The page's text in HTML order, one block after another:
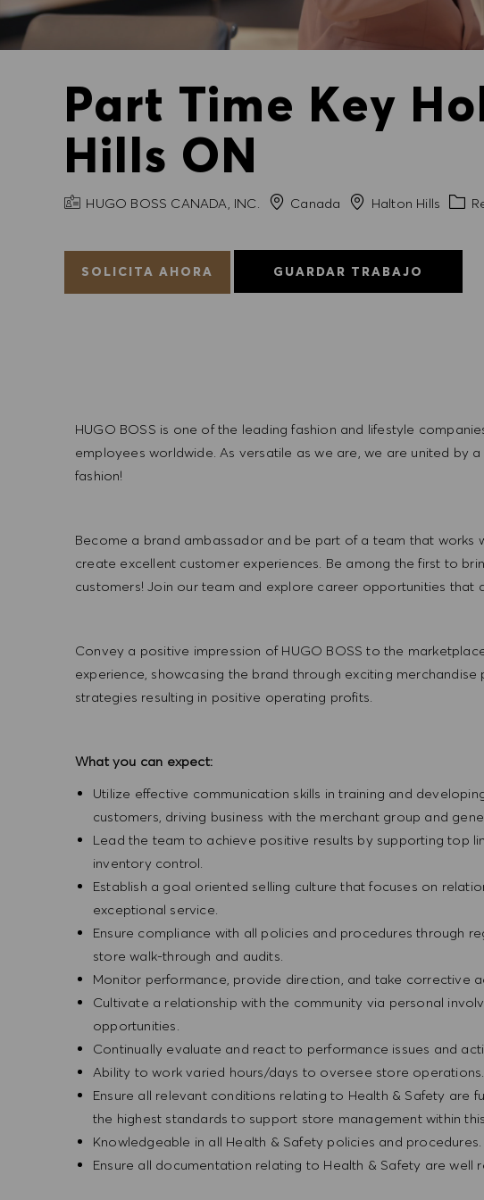
Part Time Key
Hills ON
NOMBRE DE LA EMPRESA
HUGO BOSS CANADA, INC. Canada CiudadHalton Hills
SOLICITA AHORA GUARDAR TRABAJO
HUGO BOSS is one of the leading fashion and lifestyle
employees worldwide. As versatile as we are, we are united by
fashion!
Become a brand ambassador and be part of a team that works
create excellent customer experiences. Be among the first to
customers! Join our team and explore career opportunities that
Convey a positive impression of HUGO BOSS to the
experience, showcasing the brand through exciting
strategies resulting in positive operating profits.
What you can expect:
Utilize effective communication skills in training and
customers, driving business with the merchant group and
Lead the team to achieve positive results by supporting top
inventory control.
Establish a goal oriented selling culture that focuses on
exceptional service.
Ensure compliance with all policies and procedures through
store walk-through and audits.
Monitor performance, provide direction, and take corrective
Cultivate a relationship with the community via personal
opportunities.
Continually evaluate and react to performance issues and
Ability to work varied hours/days to oversee store operations.
Ensure all relevant conditions relating to Health & Safety are
the highest standards to support store management within
Knowledgeable in all Health & Safety policies and procedures.
Ensure all documentation relating to Health & Safety are well